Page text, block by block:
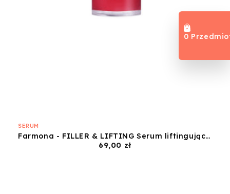
0
SERUM
Farmona - FILLER & LIFTING Serum liftingujące 30ml
69,00 złCena